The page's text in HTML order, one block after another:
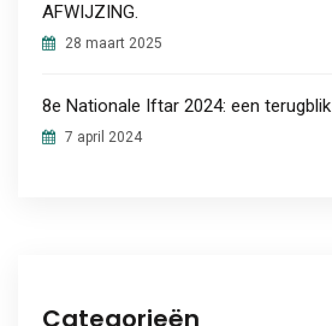
AFWIJZING.
28 maart 2025
8e Nationale Iftar 2024: een terugblik
7 april 2024
Categorieën